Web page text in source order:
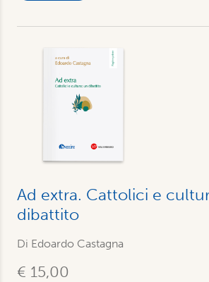
Ad extra. Cattolici e
dibattito
Di Edoardo Castagna
€ 15,00